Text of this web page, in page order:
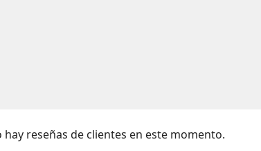
hay reseñas de clientes en este momento.